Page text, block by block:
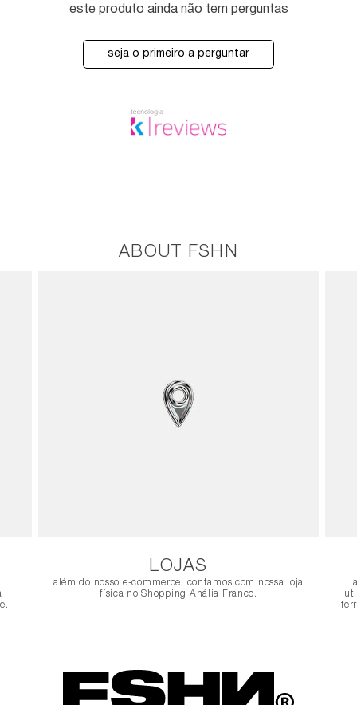
este produto ainda não tem perguntas
seja o primeiro a perguntar
ABOUT FSHN
LOJAS
além do nosso e-commerce, contamos com nossa loja
física no Shopping Anália Franco.